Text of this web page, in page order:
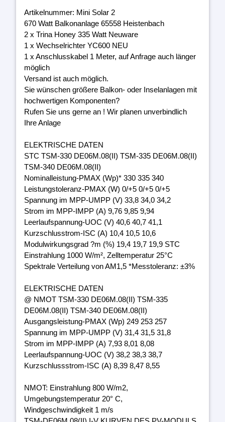
Artikelnummer: Mini Solar 2
670 Watt Balkonanlage 65558 Heistenbach
2 x Trina Honey 335 Watt Neuware
1 x Wechselrichter YC600 NEU
1 x Anschlusskabel 1 Meter, auf Anfrage auch länger
möglich
Versand ist auch möglich.
Sie wünschen größere Balkon- oder Inselanlagen mit
hochwertigen Komponenten?
Rufen Sie uns gerne an ! Wir planen unverbindlich
Ihre Anlage
ELEKTRISCHE DATEN
STC TSM-330 DE06M.08(II) TSM-335 DE06M.08(II)
TSM-340 DE06M.08(II)
Nominalleistung-PMAX (Wp)* 330 335 340
Leistungstoleranz-PMAX (W) 0/+5 0/+5 0/+5
Spannung im MPP-UMPP (V) 33,8 34,0 34,2
Strom im MPP-IMPP (A) 9,76 9,85 9,94
Leerlaufspannung-UOC (V) 40,6 40,7 41,1
Kurzschlusstrom-ISC (A) 10,4 10,5 10,6
Modulwirkungsgrad ?m (%) 19,4 19,7 19,9 STC
Einstrahlung 1000 W/m², Zelltemperatur 25°C
Spektrale Verteilung von AM1,5 *Messtoleranz: ±3%
ELEKTRISCHE DATEN
@ NMOT TSM-330 DE06M.08(II) TSM-335
DE06M.08(II) TSM-340 DE06M.08(II)
Ausgangsleistung-PMAX (Wp) 249 253 257
Spannung im MPP-UMPP (V) 31,4 31,5 31,8
Strom im MPP-IMPP (A) 7,93 8,01 8,08
Leerlaufspannung-UOC (V) 38,2 38,3 38,7
Kurzschlussstrom-ISC (A) 8,39 8,47 8,55
NMOT: Einstrahlung 800 W/m2,
Umgebungstemperatur 20° C,
Windgeschwindigkeit 1 m/s